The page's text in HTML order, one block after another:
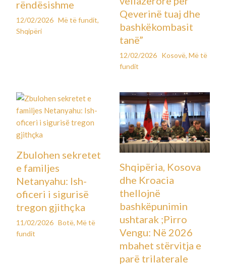
rëndësishme
12/02/2026 Më të fundit,
Shqipëri
Qeverinë tuaj dhe
bashkëkombasit
tanë”
12/02/2026 Kosovë, Më të
fundit
Zbulohen sekretet
e familjes
Netanyahu: Ish-
oficeri i sigurisë
tregon gjithçka
11/02/2026 Botë,Më të
fundit
Shqipëria, Kosova
dhe Kroacia
thellojnë
bashkëpunimin
ushtarak ;Pirro
Vengu: Në 2026
mbahet stërvitja e
parë trilaterale